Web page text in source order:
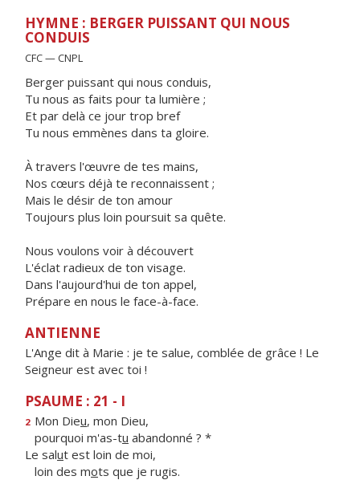
HYMNE : BERGER PUISSANT QUI NOUS
CONDUIS
CFC — CNPL
Berger puissant qui nous conduis,
Tu nous as faits pour ta lumière ;
Et par delà ce jour trop bref
Tu nous emmènes dans ta gloire.
À travers l'œuvre de tes mains,
Nos cœurs déjà te reconnaissent ;
Mais le désir de ton amour
Toujours plus loin poursuit sa quête.
Nous voulons voir à découvert
L'éclat radieux de ton visage.
Dans l'aujourd'hui de ton appel,
Prépare en nous le face-à-face.
ANTIENNE
L'Ange dit à Marie : je te salue, comblée de grâce ! Le
Seigneur est avec toi !
PSAUME : 21 - I
2 Mon Dieu, mon Dieu,
pourquoi m'as-tu abandonné ? *
Le salut est loin de moi,
loin des mots que je rugis.